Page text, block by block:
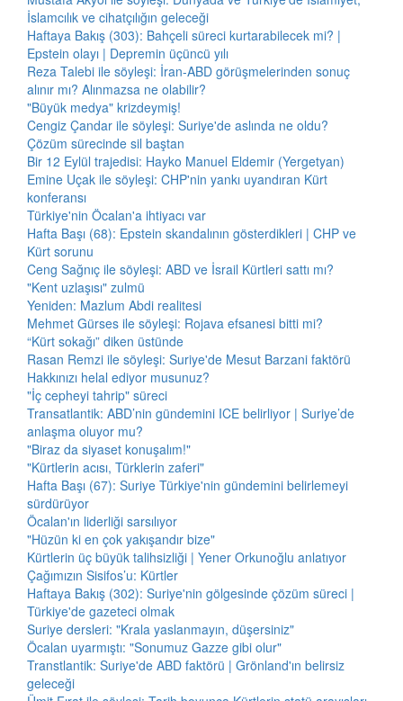
İslamcılık ve cihatçılığın geleceği
Haftaya Bakış (303): Bahçeli süreci kurtarabilecek mi? |
Epstein olayı | Depremin üçüncü yılı
Reza Talebi ile söyleşi: İran-ABD görüşmelerinden sonuç
alınır mı? Alınmazsa ne olabilir?
"Büyük medya" krizdeymiş!
Cengiz Çandar ile söyleşi: Suriye'de aslında ne oldu?
Çözüm sürecinde sil baştan
Bir 12 Eylül trajedisi: Hayko Manuel Eldemir (Yergetyan)
Emine Uçak ile söyleşi: CHP'nin yankı uyandıran Kürt
konferansı
Türkiye'nin Öcalan'a ihtiyacı var
Hafta Başı (68): Epstein skandalının gösterdikleri | CHP ve
Kürt sorunu
Ceng Sağnıç ile söyleşi: ABD ve İsrail Kürtleri sattı mı?
"Kent uzlaşısı" zulmü
Yeniden: Mazlum Abdi realitesi
Mehmet Gürses ile söyleşi: Rojava efsanesi bitti mi?
“Kürt sokağı” diken üstünde
Rasan Remzi ile söyleşi: Suriye'de Mesut Barzani faktörü
Hakkınızı helal ediyor musunuz?
"İç cepheyi tahrip" süreci
Transatlantik: ABD’nin gündemini ICE belirliyor | Suriye’de
anlaşma oluyor mu?
"Biraz da siyaset konuşalım!"
"Kürtlerin acısı, Türklerin zaferi"
Hafta Başı (67): Suriye Türkiye'nin gündemini belirlemeyi
sürdürüyor
Öcalan'ın liderliği sarsılıyor
"Hüzün ki en çok yakışandır bize"
Kürtlerin üç büyük talihsizliği | Yener Orkunoğlu anlatıyor
Çağımızın Sisifos’u: Kürtler
Haftaya Bakış (302): Suriye'nin gölgesinde çözüm süreci |
Türkiye'de gazeteci olmak
Suriye dersleri: "Krala yaslanmayın, düşersiniz"
Öcalan uyarmıştı: "Sonumuz Gazze gibi olur"
Transtlantik: Suriye'de ABD faktörü | Grönland'ın belirsiz
geleceği